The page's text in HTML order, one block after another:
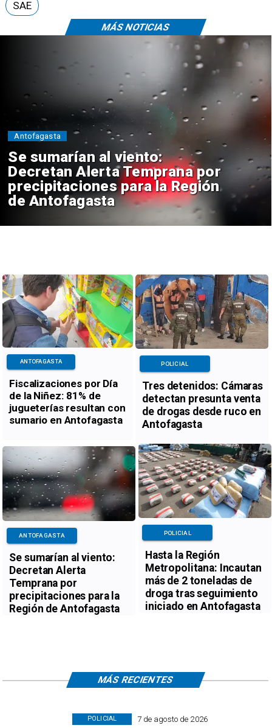
MÁS NOTICIAS
SAE
Se sumarían al viento:
Decretan Alerta Temprana por
precipitaciones para la Región
de Antofagasta
Antofagasta
Fiscalizaciones por Día
de la Niñez: 81% de
jugueterías resultan con
sumario en Antofagasta
ANTOFAGASTA
Tres detenidos: Cámaras
detectan presunta venta
de drogas desde ruco en
Antofagasta
POLICIAL
Se sumarían al viento:
Decretan Alerta
Temprana por
precipitaciones para la
Región de Antofagasta
ANTOFAGASTA
Hasta la Región
Metropolitana: Incautan
más de 2 toneladas de
droga tras seguimiento
iniciado en Antofagasta
POLICIAL
7 de agosto de 2026
POLICIAL
MÁS RECIENTES